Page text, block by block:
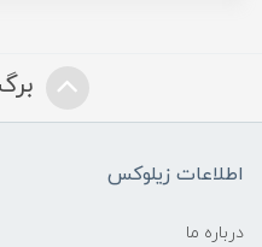
اطلاعات زیلوکس
درباره ما